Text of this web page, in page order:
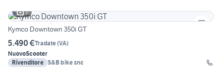
7
Kymco Downtown 350i GT
5.490 €Tradate(VA)
NuovoScooter
Rivenditore S&B bike snc